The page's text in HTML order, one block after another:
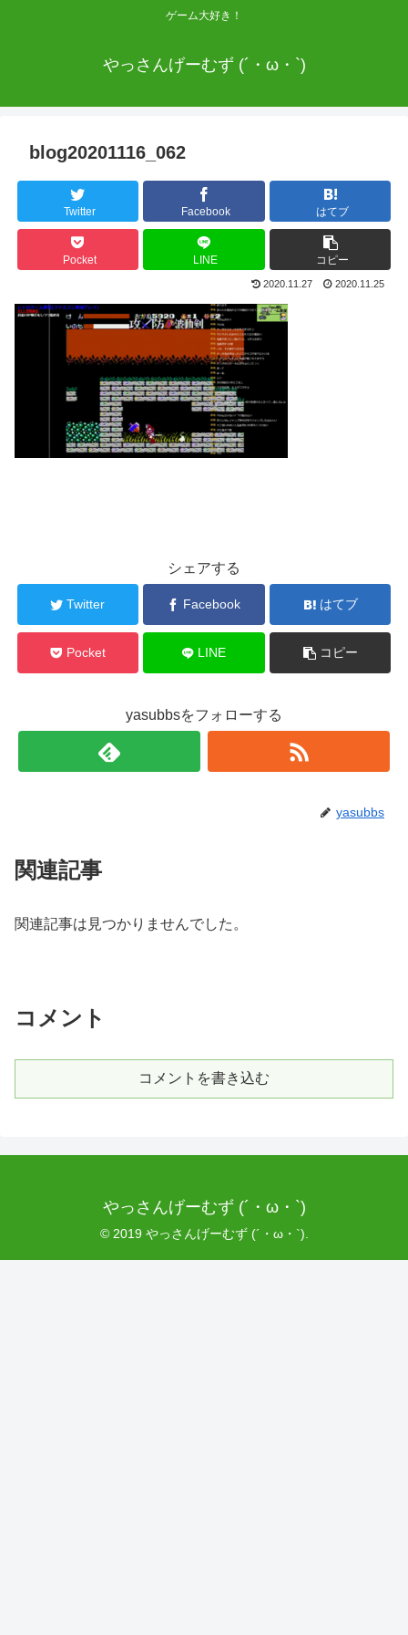
ゲーム大好き！
やっさんげーむず (´・ω・`)
blog20201116_062
Twitter Facebook はてブ
Pocket LINE コピー
2020.11.27 2020.11.25
シェアする
Twitter Facebook はてブ
Pocket LINE コピー
yasubbsをフォローする
yasubbs
関連記事
関連記事は見つかりませんでした。
コメント
コメントを書き込む
やっさんげーむず (´・ω・`)
© 2019 やっさんげーむず (´・ω・`).